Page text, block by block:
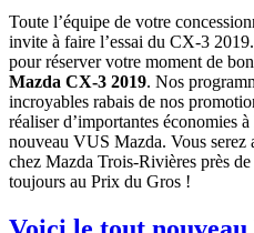
Toute l’équipe de votre
invite à faire l’essai du CX-3
pour réserver votre moment de
Mazda CX-3 2019. Nos
incroyables rabais de nos
réaliser d’importantes économies
nouveau VUS Mazda. Vous serez
chez Mazda Trois-Rivières près
toujours au Prix du Gros !